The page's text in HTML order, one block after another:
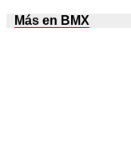
Más en BMX